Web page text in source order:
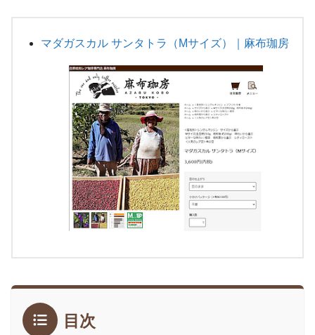
マダガスカル サンタトラ（Mサイズ）｜麻布珈房
目次